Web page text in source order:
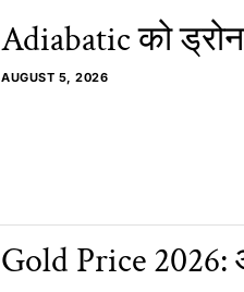
Adiabatic को
AUGUST 5, 2026
Gold Price 2026: